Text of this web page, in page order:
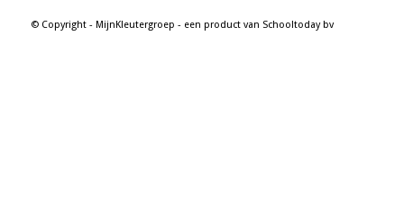
© Copyright - MijnKleutergroep - een product van Schooltoday bv